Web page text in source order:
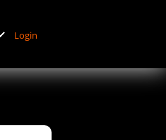
Login